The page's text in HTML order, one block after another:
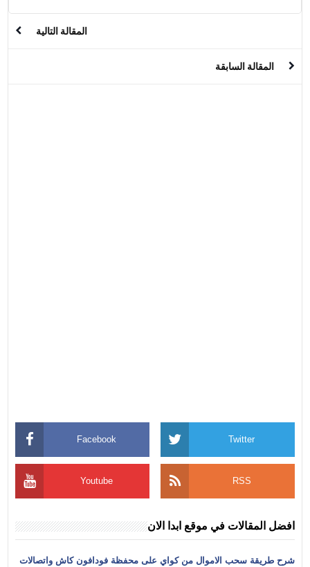
المقالة التالية
المقالة السابقة
Facebook Twitter
Youtube RSS
افضل المقالات في موقع ابدا الان
شرح طريقة سحب الاموال من كواي على محفظة فودافون كاش واتصالات